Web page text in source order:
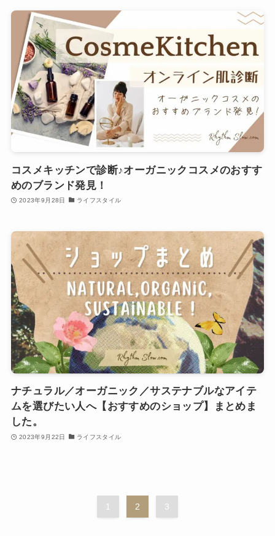
コスメキッチンで診断♪オーガニックコスメのおすす
めのブランド発見！
2023年9月28日 ライフスタイル
ナチュラル／オーガニック／サステナブルなアイテ
ムを選びたい人へ【おすすめのショップ】まとめま
した。
2023年9月22日 ライフスタイル
1 2 3